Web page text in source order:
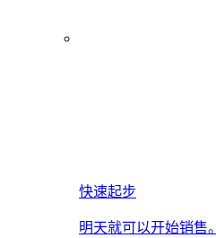
快速起步
明天就可以开始销售。